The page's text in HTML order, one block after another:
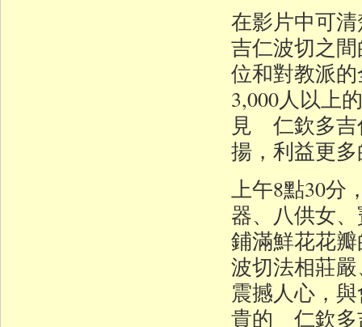
在影片中可
吉仁波切之
位和對教派
3,000人以上
見 仁欽多吉
揚，利益更
上午8點30分
器、八供女
鋪滿鮮花花
波切法相莊
震撼人心，
貴的 仁欽多